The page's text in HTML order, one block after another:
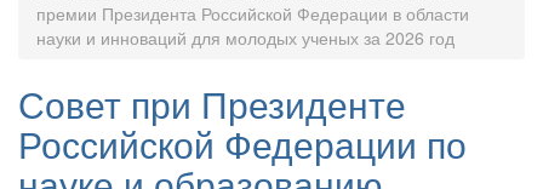
премии Президента Российской Федерации в области
науки и инноваций для молодых ученых за 2026 год
Совет при Президенте
Российской Федерации по